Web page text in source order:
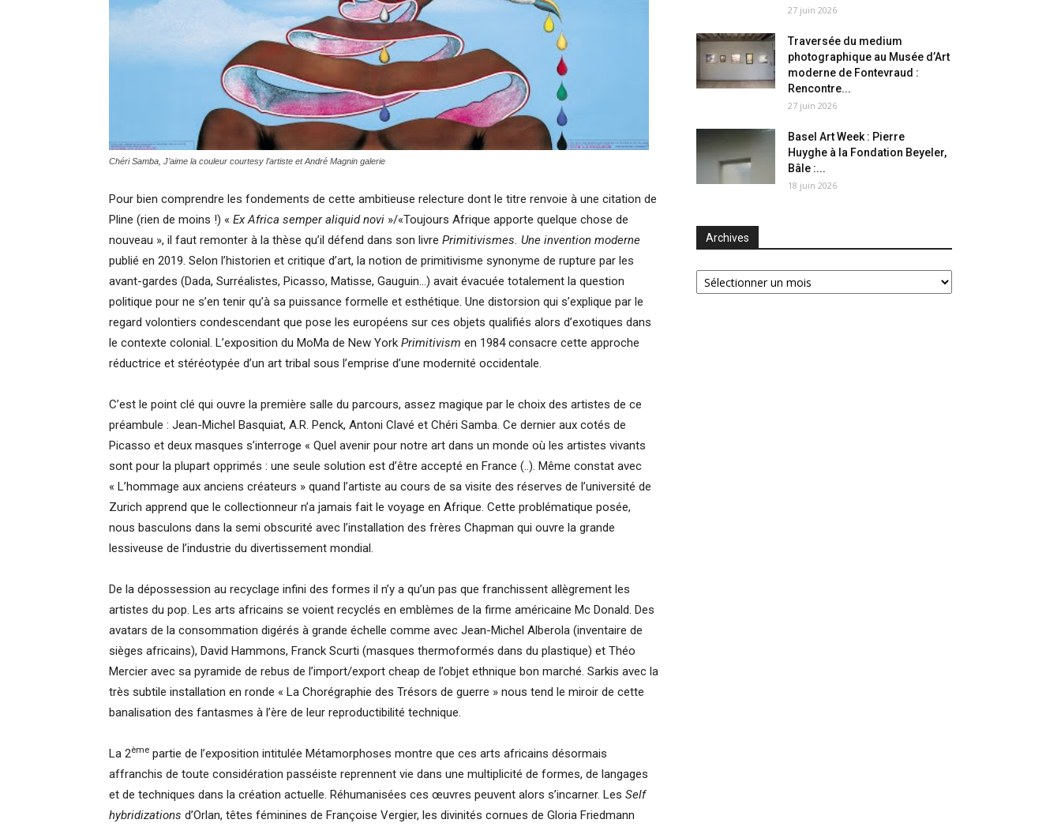
Chéri Samba, J’aime la couleur courtesy l’artiste et André Magnin galerie
Pour bien comprendre les fondements de cette ambitieuse relecture dont le titre renvoie à une citation de
Pline (rien de moins !) « Ex Africa semper aliquid novi »/«Toujours Afrique apporte quelque chose de
nouveau », il faut remonter à la thèse qu’il défend dans son livre Primitivismes. Une invention moderne
publié en 2019. Selon l’historien et critique d’art, la notion de primitivisme synonyme de rupture par les
avant-gardes (Dada, Surréalistes, Picasso, Matisse, Gauguin…) avait évacuée totalement la question
politique pour ne s’en tenir qu’à sa puissance formelle et esthétique. Une distorsion qui s’explique par le
regard volontiers condescendant que pose les européens sur ces objets qualifiés alors d’exotiques dans
le contexte colonial. L’exposition du MoMa de New York Primitivism en 1984 consacre cette approche
réductrice et stéréotypée d’un art tribal sous l’emprise d’une modernité occidentale.
C’est le point clé qui ouvre la première salle du parcours, assez magique par le choix des artistes de ce
préambule : Jean-Michel Basquiat, A.R. Penck, Antoni Clavé et Chéri Samba. Ce dernier aux cotés de
Picasso et deux masques s’interroge « Quel avenir pour notre art dans un monde où les artistes vivants
sont pour la plupart opprimés : une seule solution est d’être accepté en France (..). Même constat avec
« L’hommage aux anciens créateurs » quand l’artiste au cours de sa visite des réserves de l’université de
Zurich apprend que le collectionneur n’a jamais fait le voyage en Afrique. Cette problématique posée,
nous basculons dans la semi obscurité avec l’installation des frères Chapman qui ouvre la grande
lessiveuse de l’industrie du divertissement mondial.
De la dépossession au recyclage infini des formes il n’y a qu’un pas que franchissent allègrement les
artistes du pop. Les arts africains se voient recyclés en emblèmes de la firme américaine Mc Donald. Des
avatars de la consommation digérés à grande échelle comme avec Jean-Michel Alberola (inventaire de
sièges africains), David Hammons, Franck Scurti (masques thermoformés dans du plastique) et Théo
Mercier avec sa pyramide de rebus de l’import/export cheap de l’objet ethnique bon marché. Sarkis avec la
très subtile installation en ronde « La Chorégraphie des Trésors de guerre » nous tend le miroir de cette
banalisation des fantasmes à l’ère de leur reproductibilité technique.
La 2ème partie de l’exposition intitulée Métamorphoses montre que ces arts africains désormais
affranchis de toute considération passéiste reprennent vie dans une multiplicité de formes, de langages
et de techniques dans la création actuelle. Réhumanisées ces œuvres peuvent alors s’incarner. Les Self
hybridizations d’Orlan, têtes féminines de Françoise Vergier, les divinités cornues de Gloria Friedmann
27 juin 2026
Traversée du medium
photographique au Musée d’Art
moderne de Fontevraud :
Rencontre...
27 juin 2026
Basel Art Week : Pierre
Huyghe à la Fondation Beyeler,
Bâle :...
18 juin 2026
Archives
Archives